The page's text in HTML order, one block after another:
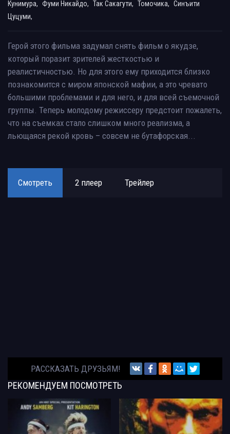
Кунимура, Фуми Никайдо, Так Сакагути, Томочика, Синъити
Цуцуми,
Герой этого фильма задумал снять фильм о якудзе,
который поразит зрителей жесткостью и
реалистичностью. Но для этого ему приходится близко
познакомится с миром японской мафии, а это чревато
большими проблемами и для него, и для всей съемочной
группы. Теперь молодому режиссеру предстоит пожалеть,
что на съемках стало слишком много реализма, а
льющаяся рекой кровь – совсем не бутафорская...
Смотреть 2 плеер Трейлер
РАССКАЗАТЬ ДРУЗЬЯМ!
РЕКОМЕНДУЕМ ПОСМОТРЕТЬ